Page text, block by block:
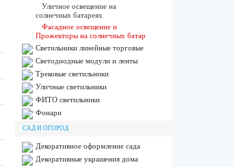
Уличное освещение на
солнечных батареях
Фасадное освещение и
Прожекторы на солнечных батар
Светильники линейные торговые
Светодиодные модули и ленты
Трековые светильники
Уличные светильники
ФИТО светильники
Фонари
САД И ОГОРОД
Декоративное оформление сада
Декоративные украшения дома